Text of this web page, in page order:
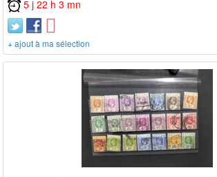
5 j 22 h 3 mn
+ ajout à ma sélection